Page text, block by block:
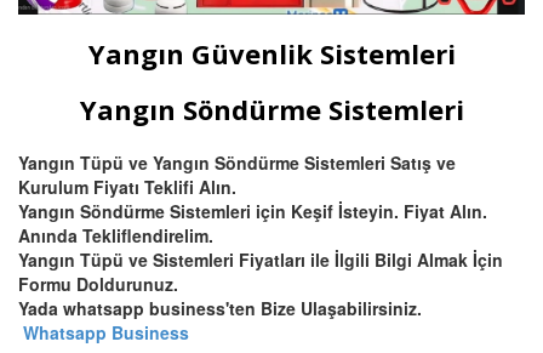
Yangın Güvenlik Sistemleri
Yangın Söndürme Sistemleri
Yangın Tüpü ve Yangın Söndürme Sistemleri Satış ve
Kurulum Fiyatı Teklifi Alın.
Yangın Söndürme Sistemleri için Keşif İsteyin. Fiyat Alın.
Anında Tekliflendirelim.
Yangın Tüpü ve Sistemleri Fiyatları ile İlgili Bilgi Almak İçin
Formu Doldurunuz.
Yada whatsapp business'ten Bize Ulaşabilirsiniz.
Whatsapp Business